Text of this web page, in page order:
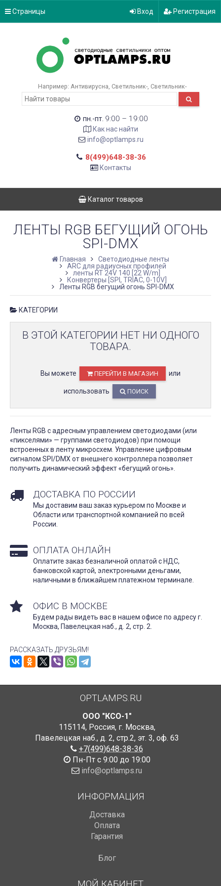
Страницы Вход Регистрация
Например: Антивирусна Светильник- Светильник-
пн.-пт. 9:00 – 19:00
Как нас найти
info@optlamps.ru
8(499)648-38-36
Контакты
Каталог товаров
ЛЕНТЫ RGB БЕГУЩИЙ ОГОНЬ
SPI-DMX
Главная
Светодиодные ленты
ARC для радиусных профилей
ленты RT 24V 140 [22 W/m]
Конвертеры [SPI, TRIAC, 0-10V]
Ленты RGB бегущий огонь SPI-DMX
КАТЕГОРИИ
В ЭТОЙ КАТЕГОРИИ НЕТ НИ ОДНОГО
ТОВАРА.
Вы можете ПЕРЕЙТИ В МАГАЗИН или
использовать ПОИСК
Ленты RGB с адресным управлением светодиодами (или
«пикселями» — группами светодиодов) при помощи
встроенных в ленту микросхем. Управление цифровым
сигналом SPI/DMX от внешнего контроллера позволяет
получить динамический эффект «бегущий огонь».
ДОСТАВКА ПО РОССИИ
Мы доставим ваш заказ курьером по Москве и
Области или транспортной компанией по всей
России.
ОПЛАТА ОНЛАЙН
Оплатите заказ безналичной оплатой с НДС,
банковской картой, электронными деньгами,
наличными в ближайшем платежном терминале.
ОФИС В МОСКВЕ
Будем рады видеть вас в нашем офисе по адресу г.
Москва, Павелецкая наб., д. 2, стр. 2.
РАССКАЗАТЬ ДРУЗЬЯМ!
OPTLAMPS.RU
ООО "КСО-1"
115114, Россия, г. Москва,
Павелецкая наб., д. 2, стр.2, эт. 3, оф. 63
+7(499)648-38-36
Пн-Пт с 9:00 до 19:00
info@optlamps.ru
ИНФОРМАЦИЯ
Доставка
Оплата
Гарантия
Блог
МОЙ КАБИНЕТ